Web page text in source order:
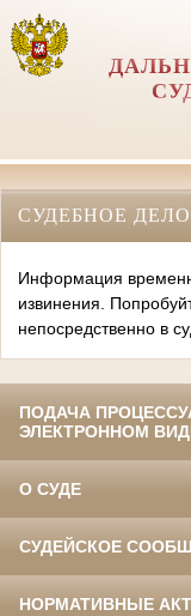
СУДЕБНОЕ
Информация
извинения.
непосредственно в
ПОДАЧА
ЭЛЕКТРОННОМ
О СУДЕ
СУДЕЙСКОЕ
НОРМАТИВНЫЕ